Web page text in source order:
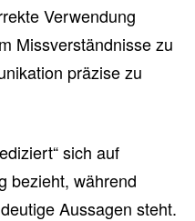
Verwendung
Missverständnisse zu
präzise zu
sich auf
bezieht, während
Aussagen steht.